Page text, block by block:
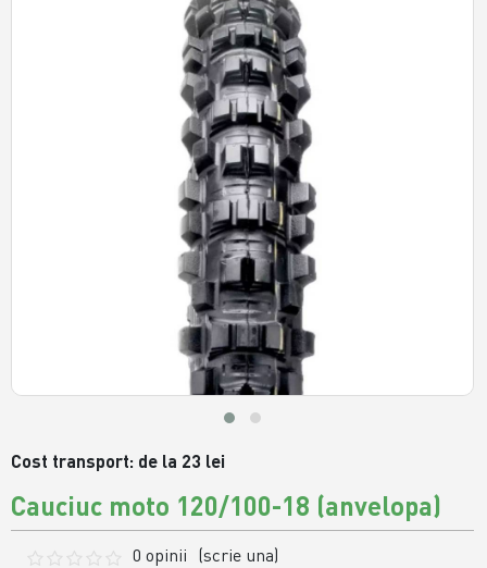
Cost transport: de la 23 lei
Cauciuc moto 120/100-18 (anvelopa)
0 opinii (scrie una)